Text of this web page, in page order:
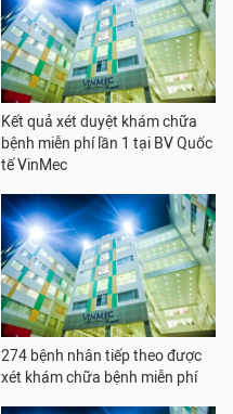
Kết quả xét duyệt khám chữa
bệnh miễn phí lần 1 tại BV Quốc
tế VinMec
274 bệnh nhân tiếp theo được
xét khám chữa bệnh miễn phí